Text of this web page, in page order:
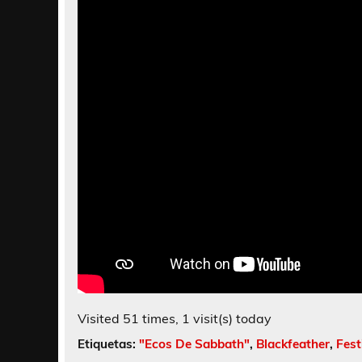
Visited 51 times, 1 visit(s) today
Etiquetas: "Ecos De Sabbath", Blackfeather,